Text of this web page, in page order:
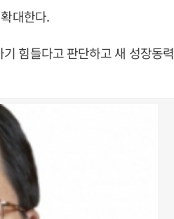
대한다.
힘들다고 판단하고 새 성장동력